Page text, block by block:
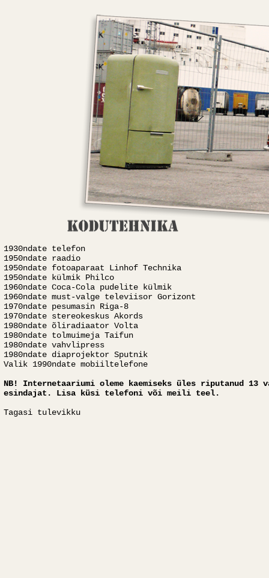
1930ndate telefon
1950ndate raadio
1950ndate fotoaparaat Linhof Technika
1950ndate külmik Philco
1960ndate Coca-Cola pudelite külmik
1960ndate must-valge televiisor Gorizont
1970ndate pesumasin Riga-8
1970ndate stereokeskus Akords
1980ndate õliradiaator Volta
1980ndate tolmuimeja Taifun
1980ndate vahvlipress
1980ndate diaprojektor Sputnik
Valik 1990ndate mobiiltelefone
NB! Internetaariumi oleme kaemiseks üles riputanud 13
esindajat. Lisa küsi telefoni või meili teel.
Tagasi tulevikku